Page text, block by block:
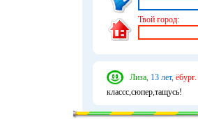
Твой город:
Лиза, 13 лет, ёбург.
классс,сюпер,тащусь!